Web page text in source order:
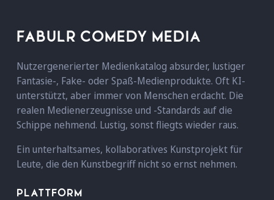
FABULR COMEDY MEDIA
Nutzergenerierter Medienkatalog absurder, lustiger
Fantasie-, Fake- oder Spaß-Medienprodukte. Oft KI-
unterstützt, aber immer von Menschen erdacht. Die
realen Medienerzeugnisse und -Standards auf die
Schippe nehmend. Lustig, sonst fliegts wieder raus.
Ein unterhaltsames, kollaboratives Kunstprojekt für
Leute, die den Kunstbegriff nicht so ernst nehmen.
PLATTFORM